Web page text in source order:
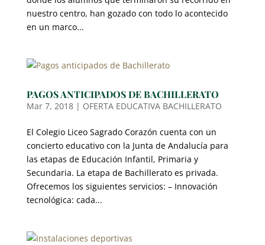
nuestro centro, han gozado con todo lo acontecido
en un marco...
PAGOS ANTICIPADOS DE BACHILLERATO
Mar 7, 2018| OFERTA EDUCATIVA BACHILLERATO
El Colegio Liceo Sagrado Corazón cuenta con un
concierto educativo con la Junta de Andalucía para
las etapas de Educación Infantil, Primaria y
Secundaria. La etapa de Bachillerato es privada.
Ofrecemos los siguientes servicios: – Innovación
tecnológica: cada...